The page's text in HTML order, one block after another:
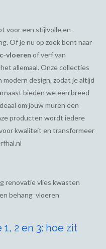
voor een stijlvolle en
Of je nu op zoek bent naar
vloeren of verf van
allemaal. Onze collecties
design, zodat je altijd
bieden we een breed
om jouw muren een
producten wordt iedere
kwaliteit en transformeer
renovatie vlies kwasten
behang vloeren
2 en 3: hoe zit